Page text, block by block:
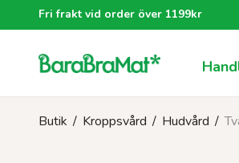
Fri frakt vid order över 1199kr
Butik / Kroppsvård / Hudvård /